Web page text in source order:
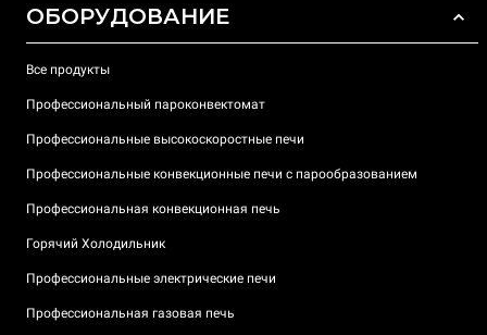
ОБОРУДОВАНИЕ
Все продукты
Профессиональный пароконвектомат
Профессиональные высокоскоростные печи
Профессиональные конвекционные печи с парообразованием
Профессиональная конвекционная печь
Горячий Холодильник
Профессиональные электрические печи
Профессиональная газовая печь